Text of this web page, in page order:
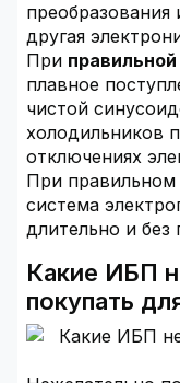
другая
При
плавное
чистой
холодильников
отключениях
При правильном
система
длительно и без
Какие ИБП
покупать